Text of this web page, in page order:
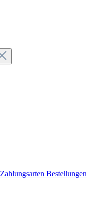
Zahlungsarten Bestellungen